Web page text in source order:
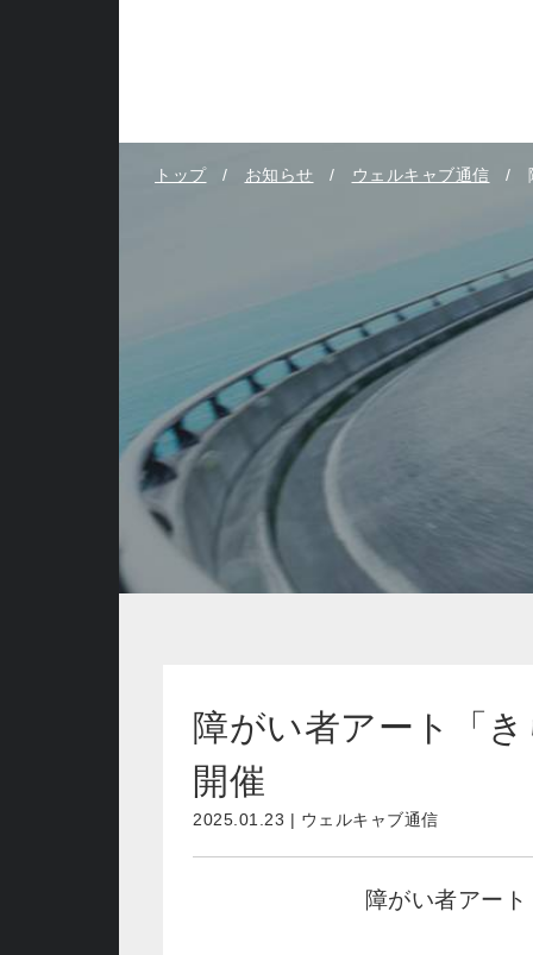
トップ お知らせ ウェルキャブ通信
障がい者アート「
開催
2025.01.23 | ウェルキャブ通信
障がい者アー